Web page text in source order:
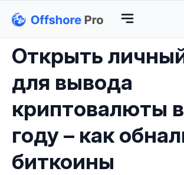
Открыть
для вывода
криптовалюты
году – как
биткоины